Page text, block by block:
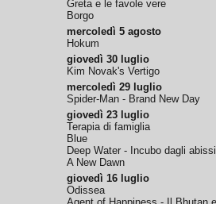
Greta e le favole vere
Borgo
mercoledì 5 agosto
Hokum
giovedì 30 luglio
Kim Novak's Vertigo
mercoledì 29 luglio
Spider-Man - Brand New Day
giovedì 23 luglio
Terapia di famiglia
Blue
Deep Water - Incubo dagli abissi
A New Dawn
giovedì 16 luglio
Odissea